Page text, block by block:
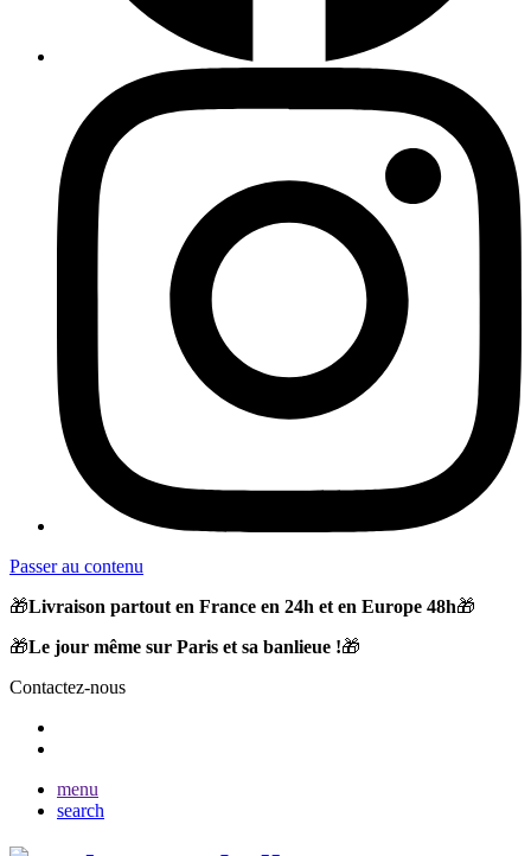
Passer au contenu
🎁Livraison partout en France en 24h et en Europe 48h🎁
🎁Le jour même sur Paris et sa banlieue !🎁
Contactez-nous
menu
search